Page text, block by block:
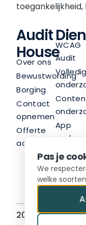
Pas je
We
welke
Audit
House
Over ons
Bewustwording
Borging
Contact
opnemen
Offerte
aanvragen
WCAG
Audit
Volledig
App
Advies
2026 © Audit